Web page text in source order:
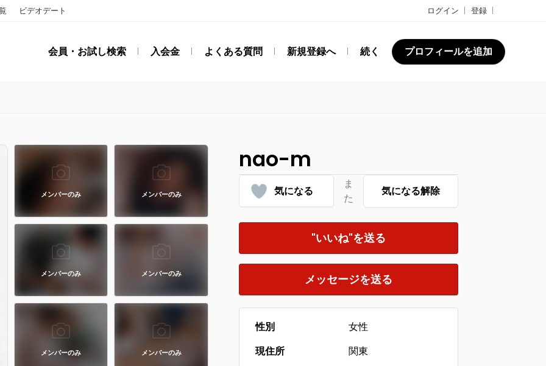
ビデオデート ログイン 登録
会員・お試し検索 入会金 よくある質問 新規登録へ 続く プロフィールを追加
メンバーのみ メンバーのみ
メンバーのみ メンバーのみ
メンバーのみ メンバーのみ
nao-m
気になる
ま
た
気になる解除
"いいね"を送る
メッセージを送る
性別
女性
現住所
関東